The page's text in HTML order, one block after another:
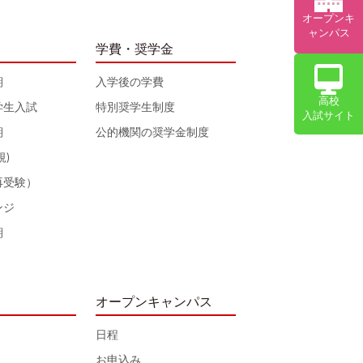
生入試
)
験）
ジ
学費・奨学金
入学後の学費
特別奨学生制度
公的機関の奨学金制度
オープンキャンパス
日程
お申込み
オープンキ
ャンパス
高校
入試サイト